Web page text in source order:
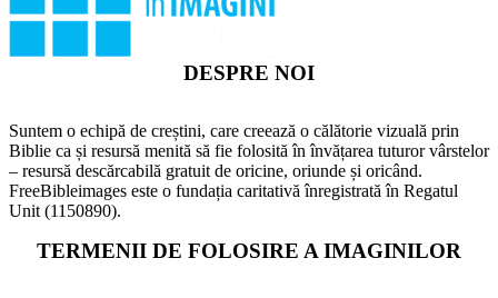
DESPRE NOI
Suntem o echipă de creștini, care creează o călătorie vizuală prin
Biblie ca și resursă menită să fie folosită în învățarea tuturor vârstelor
– resursă descărcabilă gratuit de oricine, oriunde și oricând.
FreeBibleimages este o fundația caritativă înregistrată în Regatul
Unit (1150890).
TERMENII DE FOLOSIRE A IMAGINILOR